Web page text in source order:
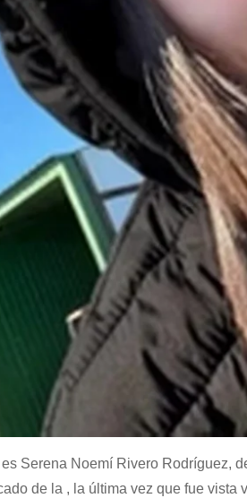
Serena Noemí Rivero Rodríguez,
de la , la última vez que fue